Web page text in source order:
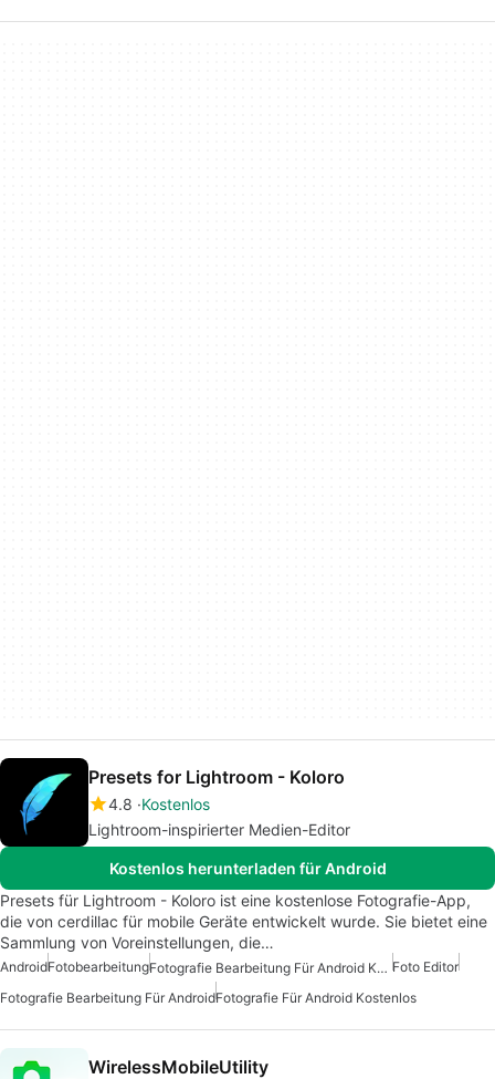
Presets for Lightroom - Koloro
4.8 Kostenlos
Lightroom-inspirierter Medien-Editor
Kostenlos herunterladen für Android
Presets für Lightroom - Koloro ist eine kostenlose Fotografie-App,
die von cerdillac für mobile Geräte entwickelt wurde. Sie bietet eine
Sammlung von Voreinstellungen, die…
AndroidFotobearbeitung Fotografie Bearbeitung Für Android Kostenlos Foto Editor
Fotografie Bearbeitung Für AndroidFotografie Für Android Kostenlos
WirelessMobileUtility